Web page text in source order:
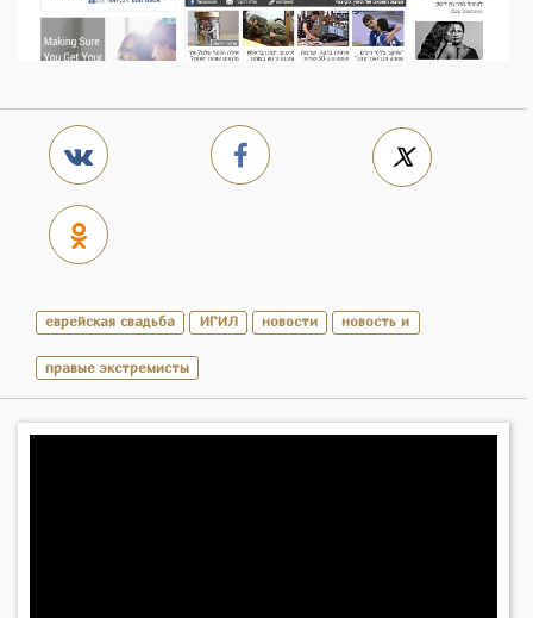
еврейская свадьба ИГИЛ новости новость и
правые экстремисты